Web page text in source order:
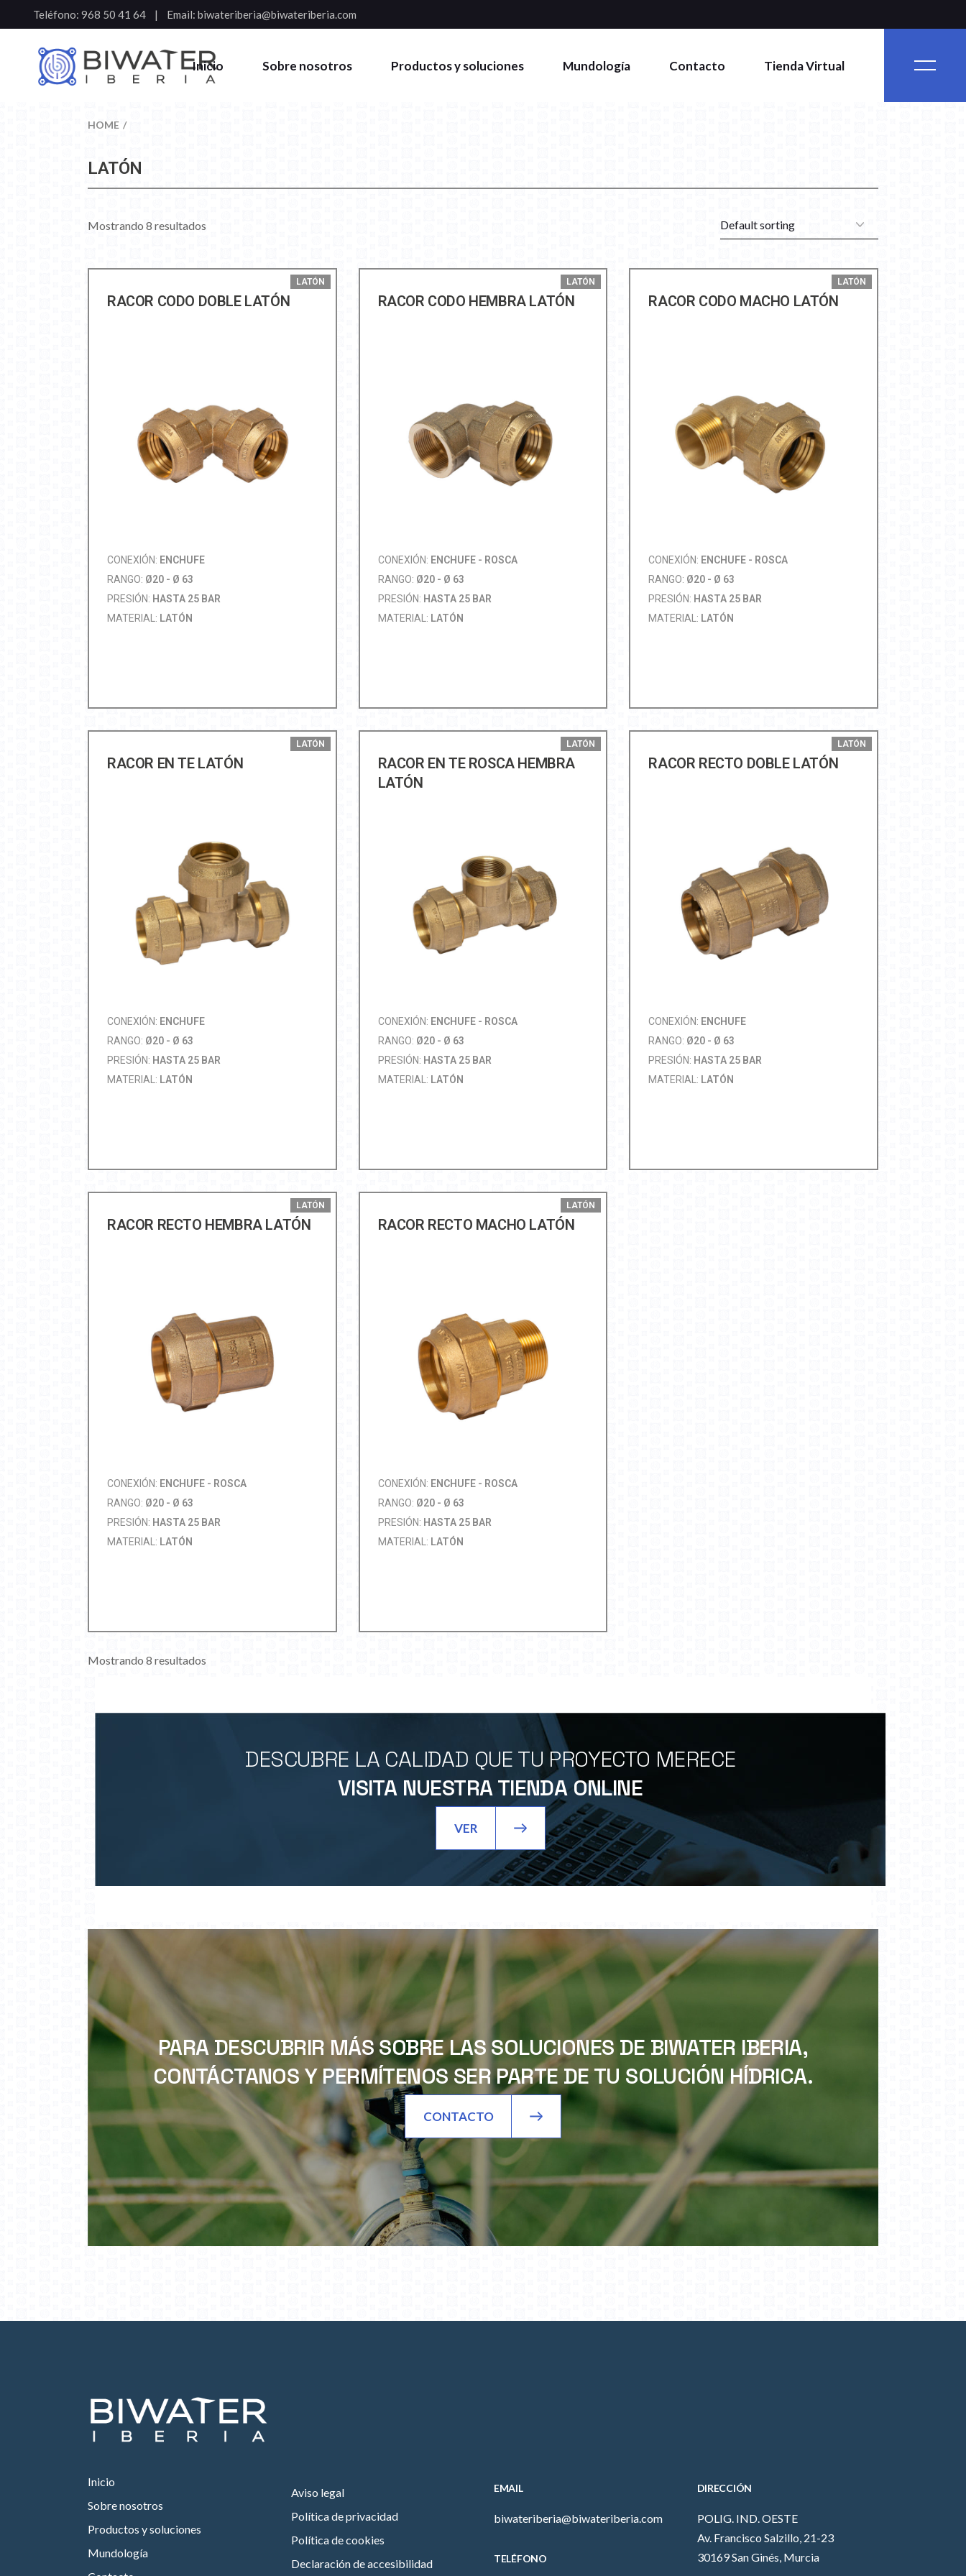
Teléfono: 968 50 41 64 Email: biwateriberia@biwateriberia.com
Inicio Sobre nosotros Productos y soluciones Mundología Contacto Tienda Virtual
HOME
LATÓN
Mostrando 8 resultados
RACOR CODO DOBLE LATÓN
LATÓN
CONEXIÓN: ENCHUFE
RANGO: Ø20 - Ø 63
PRESIÓN: HASTA 25 BAR
MATERIAL: LATÓN
RACOR CODO HEMBRA LATÓN
LATÓN
CONEXIÓN: ENCHUFE - ROSCA
RANGO: Ø20 - Ø 63
PRESIÓN: HASTA 25 BAR
MATERIAL: LATÓN
RACOR CODO MACHO LATÓN
LATÓN
CONEXIÓN: ENCHUFE - ROSCA
RANGO: Ø20 - Ø 63
PRESIÓN: HASTA 25 BAR
MATERIAL: LATÓN
RACOR EN TE LATÓN
LATÓN
CONEXIÓN: ENCHUFE
RANGO: Ø20 - Ø 63
PRESIÓN: HASTA 25 BAR
MATERIAL: LATÓN
RACOR EN TE ROSCA HEMBRA
LATÓN
LATÓN
CONEXIÓN: ENCHUFE - ROSCA
RANGO: Ø20 - Ø 63
PRESIÓN: HASTA 25 BAR
MATERIAL: LATÓN
RACOR RECTO DOBLE LATÓN
LATÓN
CONEXIÓN: ENCHUFE
RANGO: Ø20 - Ø 63
PRESIÓN: HASTA 25 BAR
MATERIAL: LATÓN
RACOR RECTO HEMBRA LATÓN
LATÓN
CONEXIÓN: ENCHUFE - ROSCA
RANGO: Ø20 - Ø 63
PRESIÓN: HASTA 25 BAR
MATERIAL: LATÓN
RACOR RECTO MACHO LATÓN
LATÓN
CONEXIÓN: ENCHUFE - ROSCA
RANGO: Ø20 - Ø 63
PRESIÓN: HASTA 25 BAR
MATERIAL: LATÓN
Mostrando 8 resultados
DESCUBRE LA CALIDAD QUE TU PROYECTO MERECE
VISITA NUESTRA TIENDA ONLINE
VER
PARA DESCUBRIR MÁS SOBRE LAS SOLUCIONES DE BIWATER IBERIA,
CONTÁCTANOS Y PERMÍTENOS SER PARTE DE TU SOLUCIÓN HÍDRICA.
CONTACTO
Inicio
Sobre nosotros
Productos y soluciones
Mundología
Aviso legal
Política de privacidad
Política de cookies
Declaración de accesibilidad
EMAIL
biwateriberia@biwateriberia.com
TELÉFONO
DIRECCIÓN
POLIG. IND. OESTE
Av. Francisco Salzillo, 21-23
30169 San Ginés, Murcia